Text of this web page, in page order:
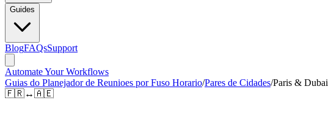
Guides
BlogFAQsSupport
Automate Your Workflows
Guias do Planejador de Reunioes por Fuso Horario/Pares de Cidades/Paris & Dubai
🇫🇷↔🇦🇪